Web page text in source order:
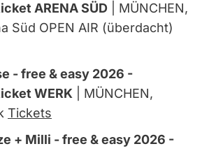
ARENA SÜD | MÜNCHEN,
Süd OPEN AIR (überdacht)
- free & easy 2026 -
WERK | MÜNCHEN,
Tickets
+ Milli - free & easy 2026 -